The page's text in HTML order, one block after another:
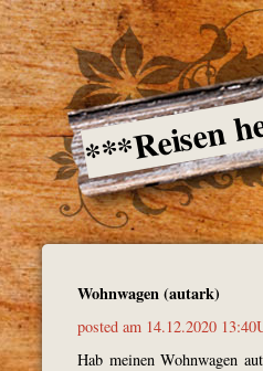
***Reisen
Wohnwagen (autark)
posted am 14.12.2020
Hab meinen Wohnwagen